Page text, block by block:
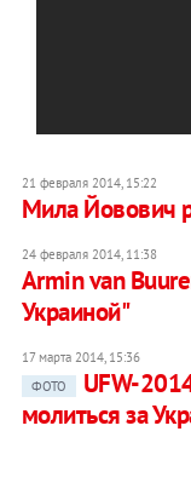
21 февраля 2014, 15:22
Мила Йовович
24 февраля 2014, 11:38
Armin van
Украиной"
17 марта 2014, 15:36
ФОТО
UFW-
молиться за